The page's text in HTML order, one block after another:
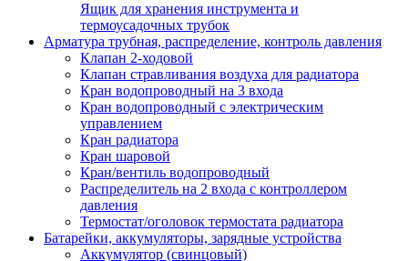
Ящик для хранения инструмента и
термоусадочных трубок
Арматура трубная, распределение, контроль давления
Клапан 2-ходовой
Клапан стравливания воздуха для радиатора
Кран водопроводный на 3 входа
Кран водопроводный с электрическим
управлением
Кран радиатора
Кран шаровой
Кран/вентиль водопроводный
Распределитель на 2 входа с контроллером
давления
Термостат/оголовок термостата радиатора
Батарейки, аккумуляторы, зарядные устройства
Аккумулятор (свинцовый)